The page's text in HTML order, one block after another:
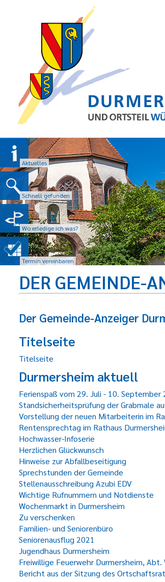
Aktuelles
Schnell gefunden
Wo erledige ich was?
Termin vereinbaren
DER GEMEINDE-
Der Gemeinde-Anzeiger
Titelseite
Titelseite
Durmersheim aktuell
Ferienspaß vom 29. Juli - 10.
Standsicherheitsprüfung der Grabmale
Vorstellung der neuen Mitarbeiterin im
Rentensprechtag im Rathaus
Hochwasser-Infoserie
Herzlichen Glückwunsch
Hinweise zur Abfallbeseitigung
Sprechstunden der Gemeinde
Stellenausschreibung Azubi EDV
Wichtige Rufnummern und Notdienste
Wochenmarkt in Durmersheim
Zu verschenken
Familien- und Seniorenbüro
Seniorenausflug 2021
Jugendhaus Durmersheim
Freiwillige Feuerwehr Durmersheim, Abt.
Bericht aus der Sitzung des